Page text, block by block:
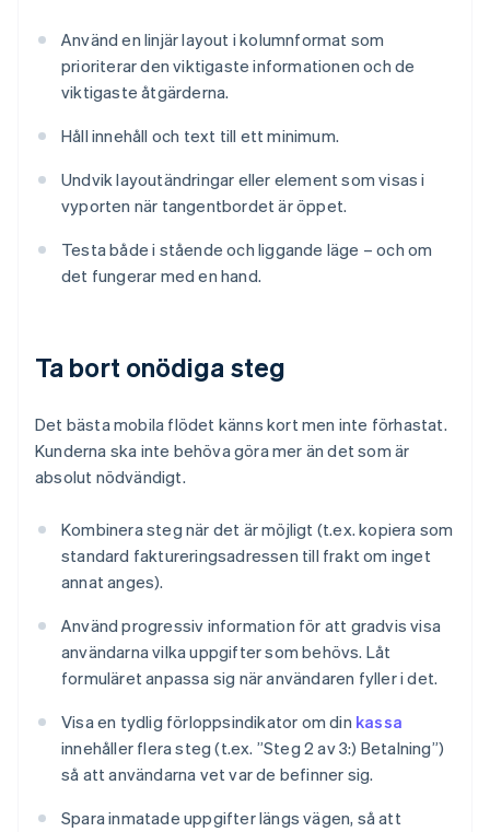
Använd en linjär layout i kolumnformat som
prioriterar den viktigaste informationen och de
viktigaste åtgärderna.
Håll innehåll och text till ett minimum.
Undvik layoutändringar eller element som visas i
vyporten när tangentbordet är öppet.
Testa både i stående och liggande läge – och om
det fungerar med en hand.
Ta bort onödiga steg
Det bästa mobila flödet känns kort men inte förhastat.
Kunderna ska inte behöva göra mer än det som är
absolut nödvändigt.
Kombinera steg när det är möjligt (t.ex. kopiera som
standard faktureringsadressen till frakt om inget
annat anges).
Använd progressiv information för att gradvis visa
användarna vilka uppgifter som behövs. Låt
formuläret anpassa sig när användaren fyller i det.
Visa en tydlig förloppsindikator om din kassa
innehåller flera steg (t.ex. ”Steg 2 av 3:) Betalning”)
så att användarna vet var de befinner sig.
Spara inmatade uppgifter längs vägen, så att